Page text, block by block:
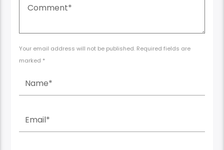
Your email address will not be published. Required fields are
marked *